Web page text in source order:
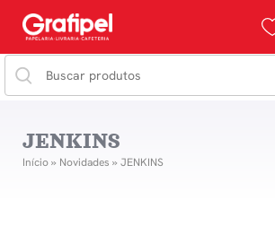
JENKINS
Início» Novidades » JENKINS